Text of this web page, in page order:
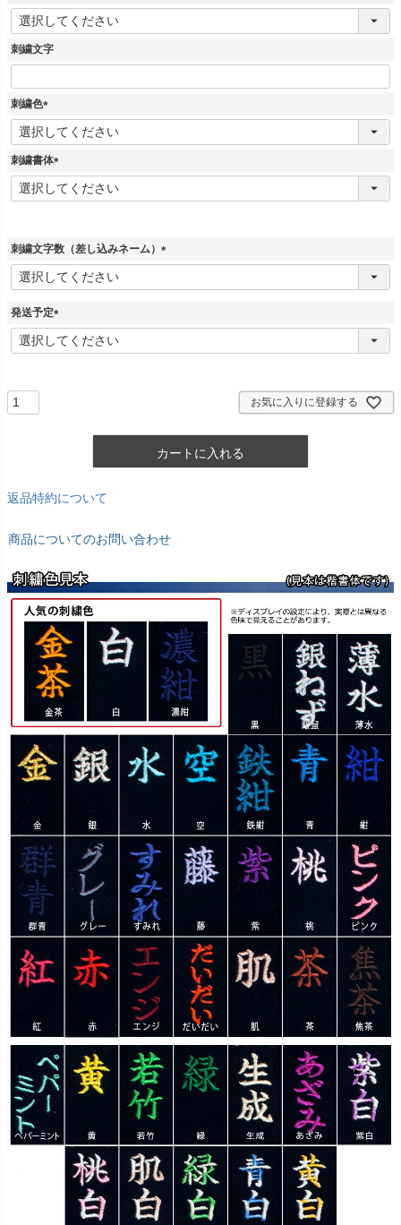
(
必
須
刺繍文字
刺繍色
(
必
須
刺繍書体
(
必
刺繍文字数（差し込みネーム）
(
発送予定
(
必
お気に入りに登録する
カートに入れる
返品特約について
商品についてのお問い合わせ